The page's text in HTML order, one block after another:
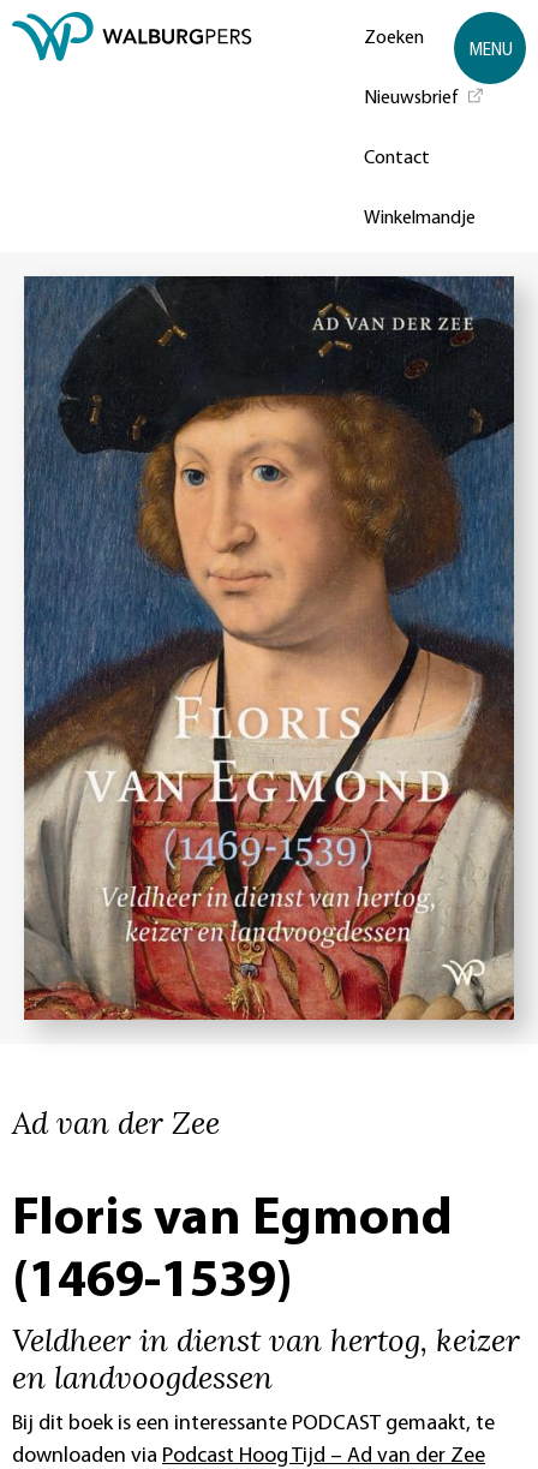
Zoeken
Nieuwsbrief
Contact
Winkelmandje
MENU
Ad van der Zee
Floris van Egmond
(1469-1539)
Veldheer in dienst van hertog, keizer
en landvoogdessen
Bij dit boek is een interessante PODCAST gemaakt, te
downloaden via Podcast Hoog Tijd – Ad van der Zee